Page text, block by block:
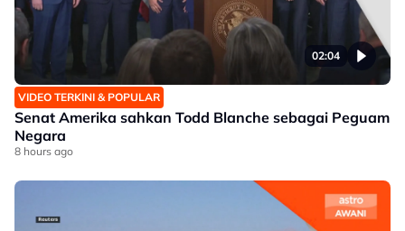
02:04
VIDEO TERKINI & POPULAR
Senat Amerika sahkan Todd Blanche sebagai Peguam
Negara
8 hours ago